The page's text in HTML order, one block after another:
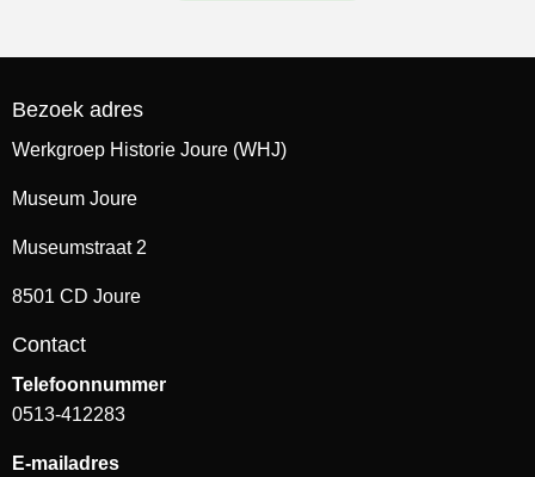
Bezoek adres
Werkgroep Historie Joure (WHJ)
Museum Joure
Museumstraat 2
8501 CD Joure
Contact
Telefoonnummer
0513-412283
E-mailadres